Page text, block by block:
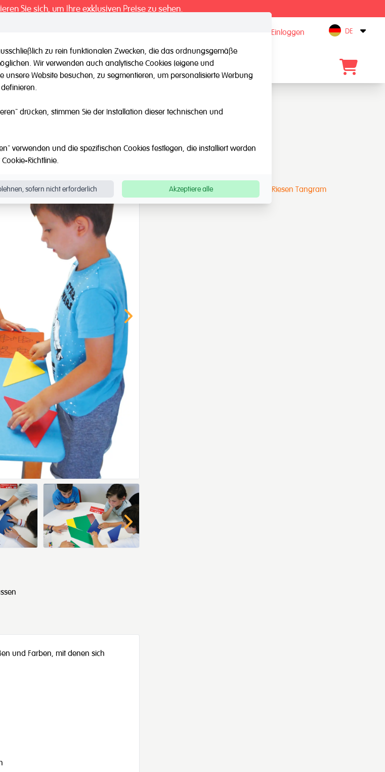
Sie sich, um Ihre exklusiven Preise zu sehen.
registrieren / Einloggen Open
DE
Outlet Über Uns Katalog Blog Kontakt
Gebrauchsanweisung: Riesen Tangram
und Farben, mit denen sich
zu rein funktionalen Zwecken, die das ordnungsgemäße
Wir verwenden auch analytische Cookies (eigene und
unsere Website besuchen, zu segmentieren, um personalisierte Werbung
drücken, stimmen Sie der Installation dieser technischen und
verwenden und die spezifischen Cookies festlegen, die installiert werden
Cookie-Richtlinie.
sofern nicht erforderlich Akzeptiere alle